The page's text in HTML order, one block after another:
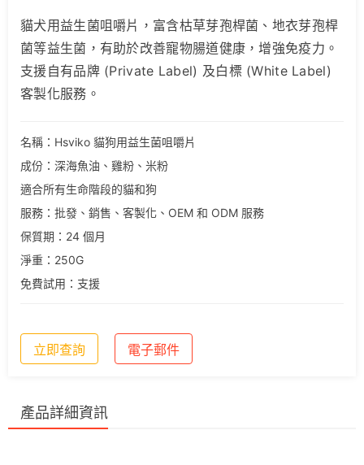
貓犬用益生菌咀嚼片，富含枯草芽孢桿菌、地衣芽孢桿
菌等益生菌，有助於改善寵物腸道健康，增強免疫力。
支援自有品牌 (Private Label) 及白標 (White Label)
客製化服務。
名稱：Hsviko 貓狗用益生菌咀嚼片
成份：深海魚油、雞粉、米粉
適合所有生命階段的貓和狗
服務：批發、銷售、客製化、OEM 和 ODM 服務
保質期：24 個月
淨重：250G
免費試用：支援
立即查詢 電子郵件
產品詳細資訊